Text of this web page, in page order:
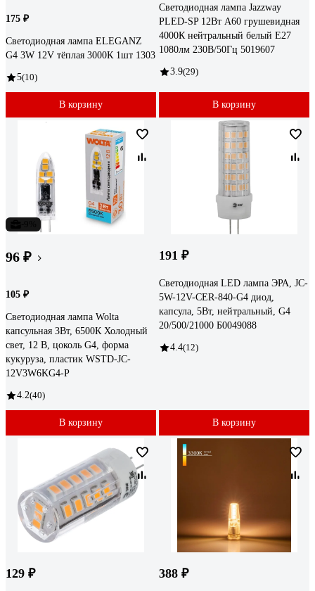
175 ₽
Светодиодная лампа ELEGANZ
G4 3W 12V тёплая 3000К 1шт 1303
5(10)
В корзину
Светодиодная лампа Jazzway
PLED-SP 12Вт A60 грушевидная
4000К нейтральный белый E27
1080лм 230В/50Гц 5019607
3.9(29)
В корзину
96 ₽
105 ₽
Светодиодная лампа Wolta
капсульная 3Вт, 6500К Холодный
свет, 12 В, цоколь G4, форма
кукуруза, пластик WSTD-JC-
12V3W6KG4-P
4.2(40)
В корзину
191 ₽
Светодиодная LED лампа ЭРА, JC-
5W-12V-CER-840-G4 диод,
капсула, 5Вт, нейтральный, G4
20/500/21000 Б0049088
4.4(12)
В корзину
129 ₽ 388 ₽